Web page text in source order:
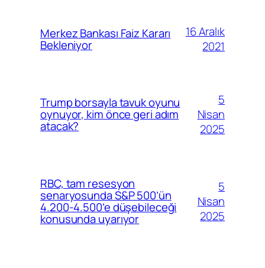
Merkez Bankası Faiz Kararı
Bekleniyor
16 Aralık
2021
Trump borsayla tavuk oyunu
oynuyor, kim önce geri adım
atacak?
5
Nisan
2025
RBC, tam resesyon
senaryosunda S&P 500’ün
4.200-4.500’e düşebileceği
konusunda uyarıyor
5
Nisan
2025